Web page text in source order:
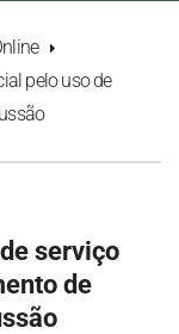
pelo uso de
serviço
de